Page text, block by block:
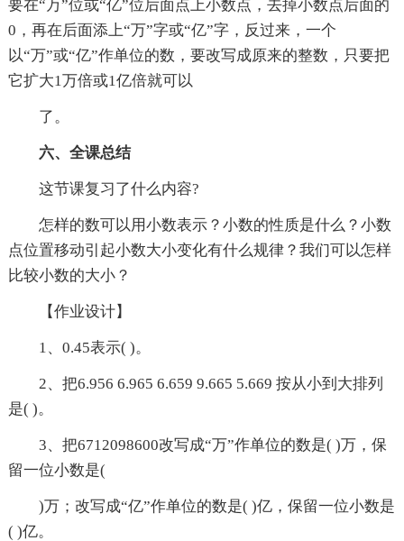
要在“万”位或“亿”位后面点上小数点，去掉小数点后面的
0，再在后面添上“万”字或“亿”字，反过来，一个
以“万”或“亿”作单位的数，要改写成原来的整数，只要把
它扩大1万倍或1亿倍就可以
了。
六、全课总结
这节课复习了什么内容?
怎样的数可以用小数表示？小数的性质是什么？小数
点位置移动引起小数大小变化有什么规律？我们可以怎样
比较小数的大小？
【作业设计】
1、0.45表示( )。
2、把6.956 6.965 6.659 9.665 5.669 按从小到大排列
是( )。
3、把6712098600改写成“万”作单位的数是( )万，保
留一位小数是(
)万；改写成“亿”作单位的数是( )亿，保留一位小数是
( )亿。